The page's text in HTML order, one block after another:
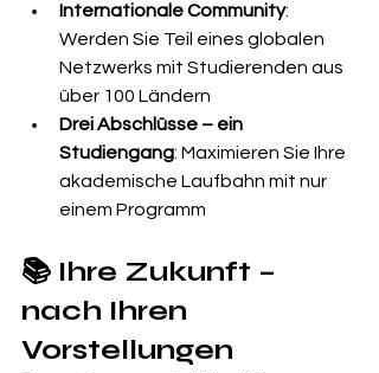
Internationale Community:
Werden Sie Teil eines globalen
Netzwerks mit Studierenden aus
über 100 Ländern
Drei Abschlüsse – ein
Studiengang: Maximieren Sie Ihre
akademische Laufbahn mit nur
einem Programm
📚 Ihre Zukunft –
nach Ihren
Vorstellungen